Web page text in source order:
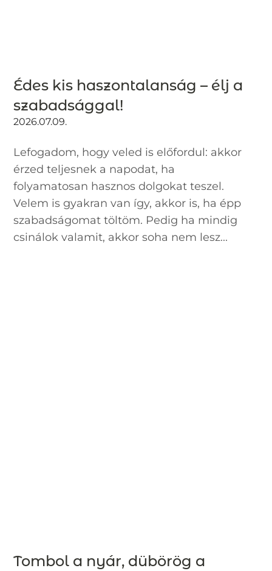
Édes kis haszontalanság – élj a
szabadsággal!
2026.07.09.
Lefogadom, hogy veled is előfordul: akkor
érzed teljesnek a napodat, ha
folyamatosan hasznos dolgokat teszel.
Velem is gyakran van így, akkor is, ha épp
szabadságomat töltöm. Pedig ha mindig
csinálok valamit, akkor soha nem lesz...
Tombol a nyár, dübörög a